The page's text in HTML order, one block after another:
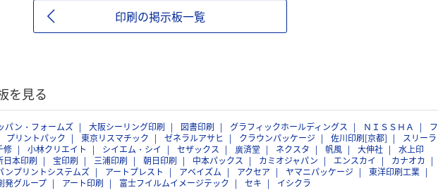
印刷の掲示板一覧
を見る
パン・フォームズ 大阪シーリング印刷 図書印刷 グラフィックホールディングス ＮＩＳＳＨＡ
フ
プリントパック 東京リスマチック ゼネラルアサヒ クラウンパッケージ 佐川印刷[京都]
スリーラ
修 小林クリエイト シイエム・シイ セザックス 廣済堂 ネクスタ 帆風 大伸社
水上印
日本印刷 宝印刷 三浦印刷 朝日印刷 中本パックス カミオジャパン エンスカイ
カナオカ
ンプリントシステムズ アートプレスト アベイズム アクセア ヤマニパッケージ
東洋印刷工業
発グループ アート印刷 富士フイルムイメージテック セキ イシクラ